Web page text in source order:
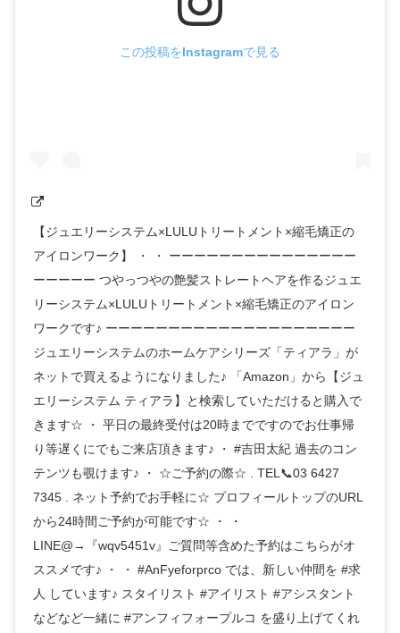
この投稿をInstagramで見る
【ジュエリーシステム×LULUトリートメント×縮毛矯正の
アイロンワーク】 ・ ・ ーーーーーーーーーーーーーーー
ーーーーー つやっつやの艶髪ストレートヘアを作るジュエ
リーシステム×LULUトリートメント×縮毛矯正のアイロン
ワークです♪ ーーーーーーーーーーーーーーーーーーーー
ジュエリーシステムのホームケアシリーズ「ティアラ」が
ネットで買えるようになりました♪ 「Amazon」から【ジュ
エリーシステム ティアラ】と検索していただけると購入で
きます☆ ・ 平日の最終受付は20時までですのでお仕事帰
り等遅くにでもご来店頂きます♪ ・ #吉田太紀 過去のコン
テンツも覗けます♪ ・ ☆ご予約の際☆ . TEL📞03 6427
7345 . ネット予約でお手軽に☆ プロフィールトップのURL
から24時間ご予約が可能です☆ ・ ・
LINE@→『wqv5451v』ご質問等含めた予約はこちらがオ
ススメです♪ ・ ・ #AnFyeforprco では、新しい仲間を #求
人 しています♪ スタイリスト #アイリスト #アシスタント
などなど一緒に #アンフィフォープルコ を盛り上げてくれ